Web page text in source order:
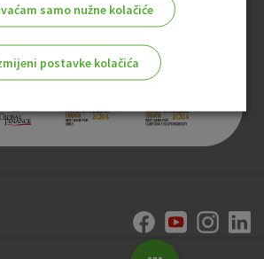
samo nužne kolačiće
postavke kolačića
Nužni kolačići